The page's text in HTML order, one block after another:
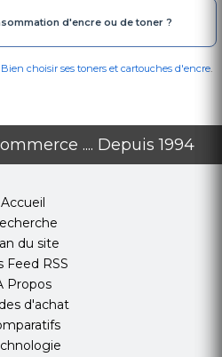
d'encre ou de toner ?
Bien choisir ses toners et cartouches d'encre.
.... Depuis 1994
Accueil
du site
Feed RSS
Propos
d'achat